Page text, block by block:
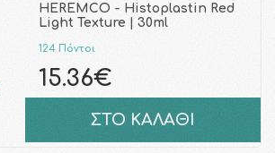
HEREMCO - Histoplastin Red
Light Texture | 30ml
124 Πόντοι
15.36€
ΣΤΟ ΚΑΛΑΘΙ